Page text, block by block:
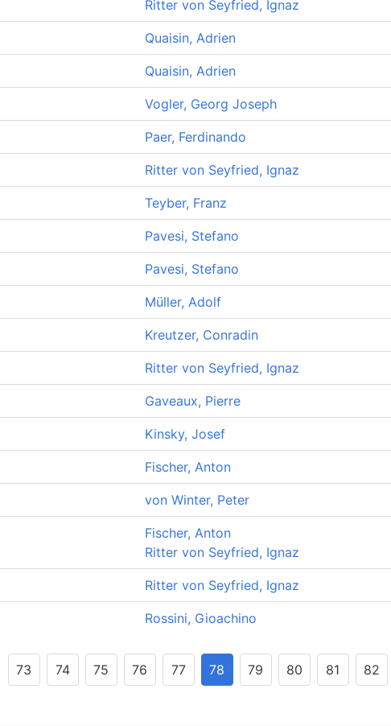
Ritter von Seyfried, Ignaz
Quaisin, Adrien
Quaisin, Adrien
Vogler, Georg Joseph
Paer, Ferdinando
Ritter von Seyfried, Ignaz
Teyber, Franz
Pavesi, Stefano
Pavesi, Stefano
Müller, Adolf
Kreutzer, Conradin
Ritter von Seyfried, Ignaz
Gaveaux, Pierre
Kinsky, Josef
Fischer, Anton
von Winter, Peter
Fischer, Anton
Ritter von Seyfried, Ignaz
Ritter von Seyfried, Ignaz
Rossini, Gioachino
73 74 75 76 77 78 79 80 81 82